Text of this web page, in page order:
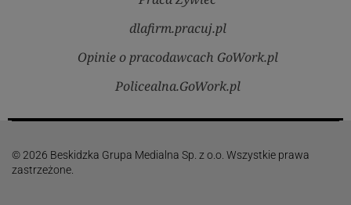
dlafirm.pracuj.pl
Opinie o pracodawcach GoWork.pl
Policealna.GoWork.pl
© 2026 Beskidzka Grupa Medialna Sp. z o.o. Wszystkie prawa
zastrzeżone.